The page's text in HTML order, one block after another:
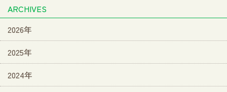
ARCHIVES
2026年
2025年
2024年